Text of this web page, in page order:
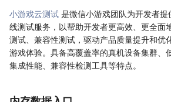
小游戏云测试 是微信小游戏团队为开发者
线测试服务，以帮助开发者更高效、更全面
测试、兼容性测试，驱动产品质量提升和优
游戏体验。具备高覆盖率的真机设备集群、
集成性能、兼容性检测工具等特点。